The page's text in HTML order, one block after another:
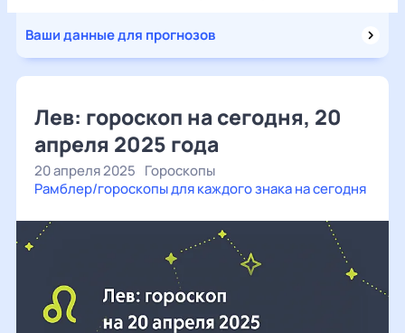
Ваши данные для прогнозов
Лев: гороскоп на сегодня, 20
апреля 2025 года
20 апреля 2025 Гороскопы
Рамблер/гороскопы для каждого знака на сегодня